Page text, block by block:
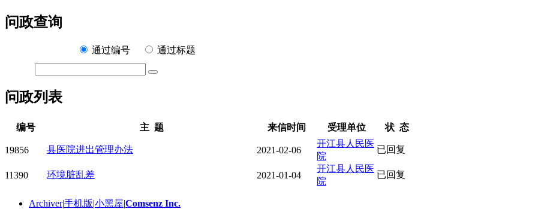
问政查询
通过编号 通过标题
问政列表
编号 主 题 来信时间 受理单位 状 态
19856 县医院进出管理办法 2021-02-06
开江县人民医
院
已回复
11390 环境脏乱差 2021-01-04
开江县人民医
院
已回复
Archiver|手机版|小黑屋|Comsenz Inc.